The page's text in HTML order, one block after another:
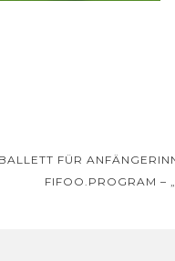
FÜR
FIFOO.PROGRAM –